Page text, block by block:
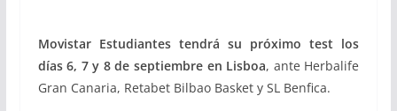
Movistar Estudiantes tendrá su próximo test los
días 6, 7 y 8 de septiembre en Lisboa, ante Herbalife
Gran Canaria, Retabet Bilbao Basket y SL Benfica.